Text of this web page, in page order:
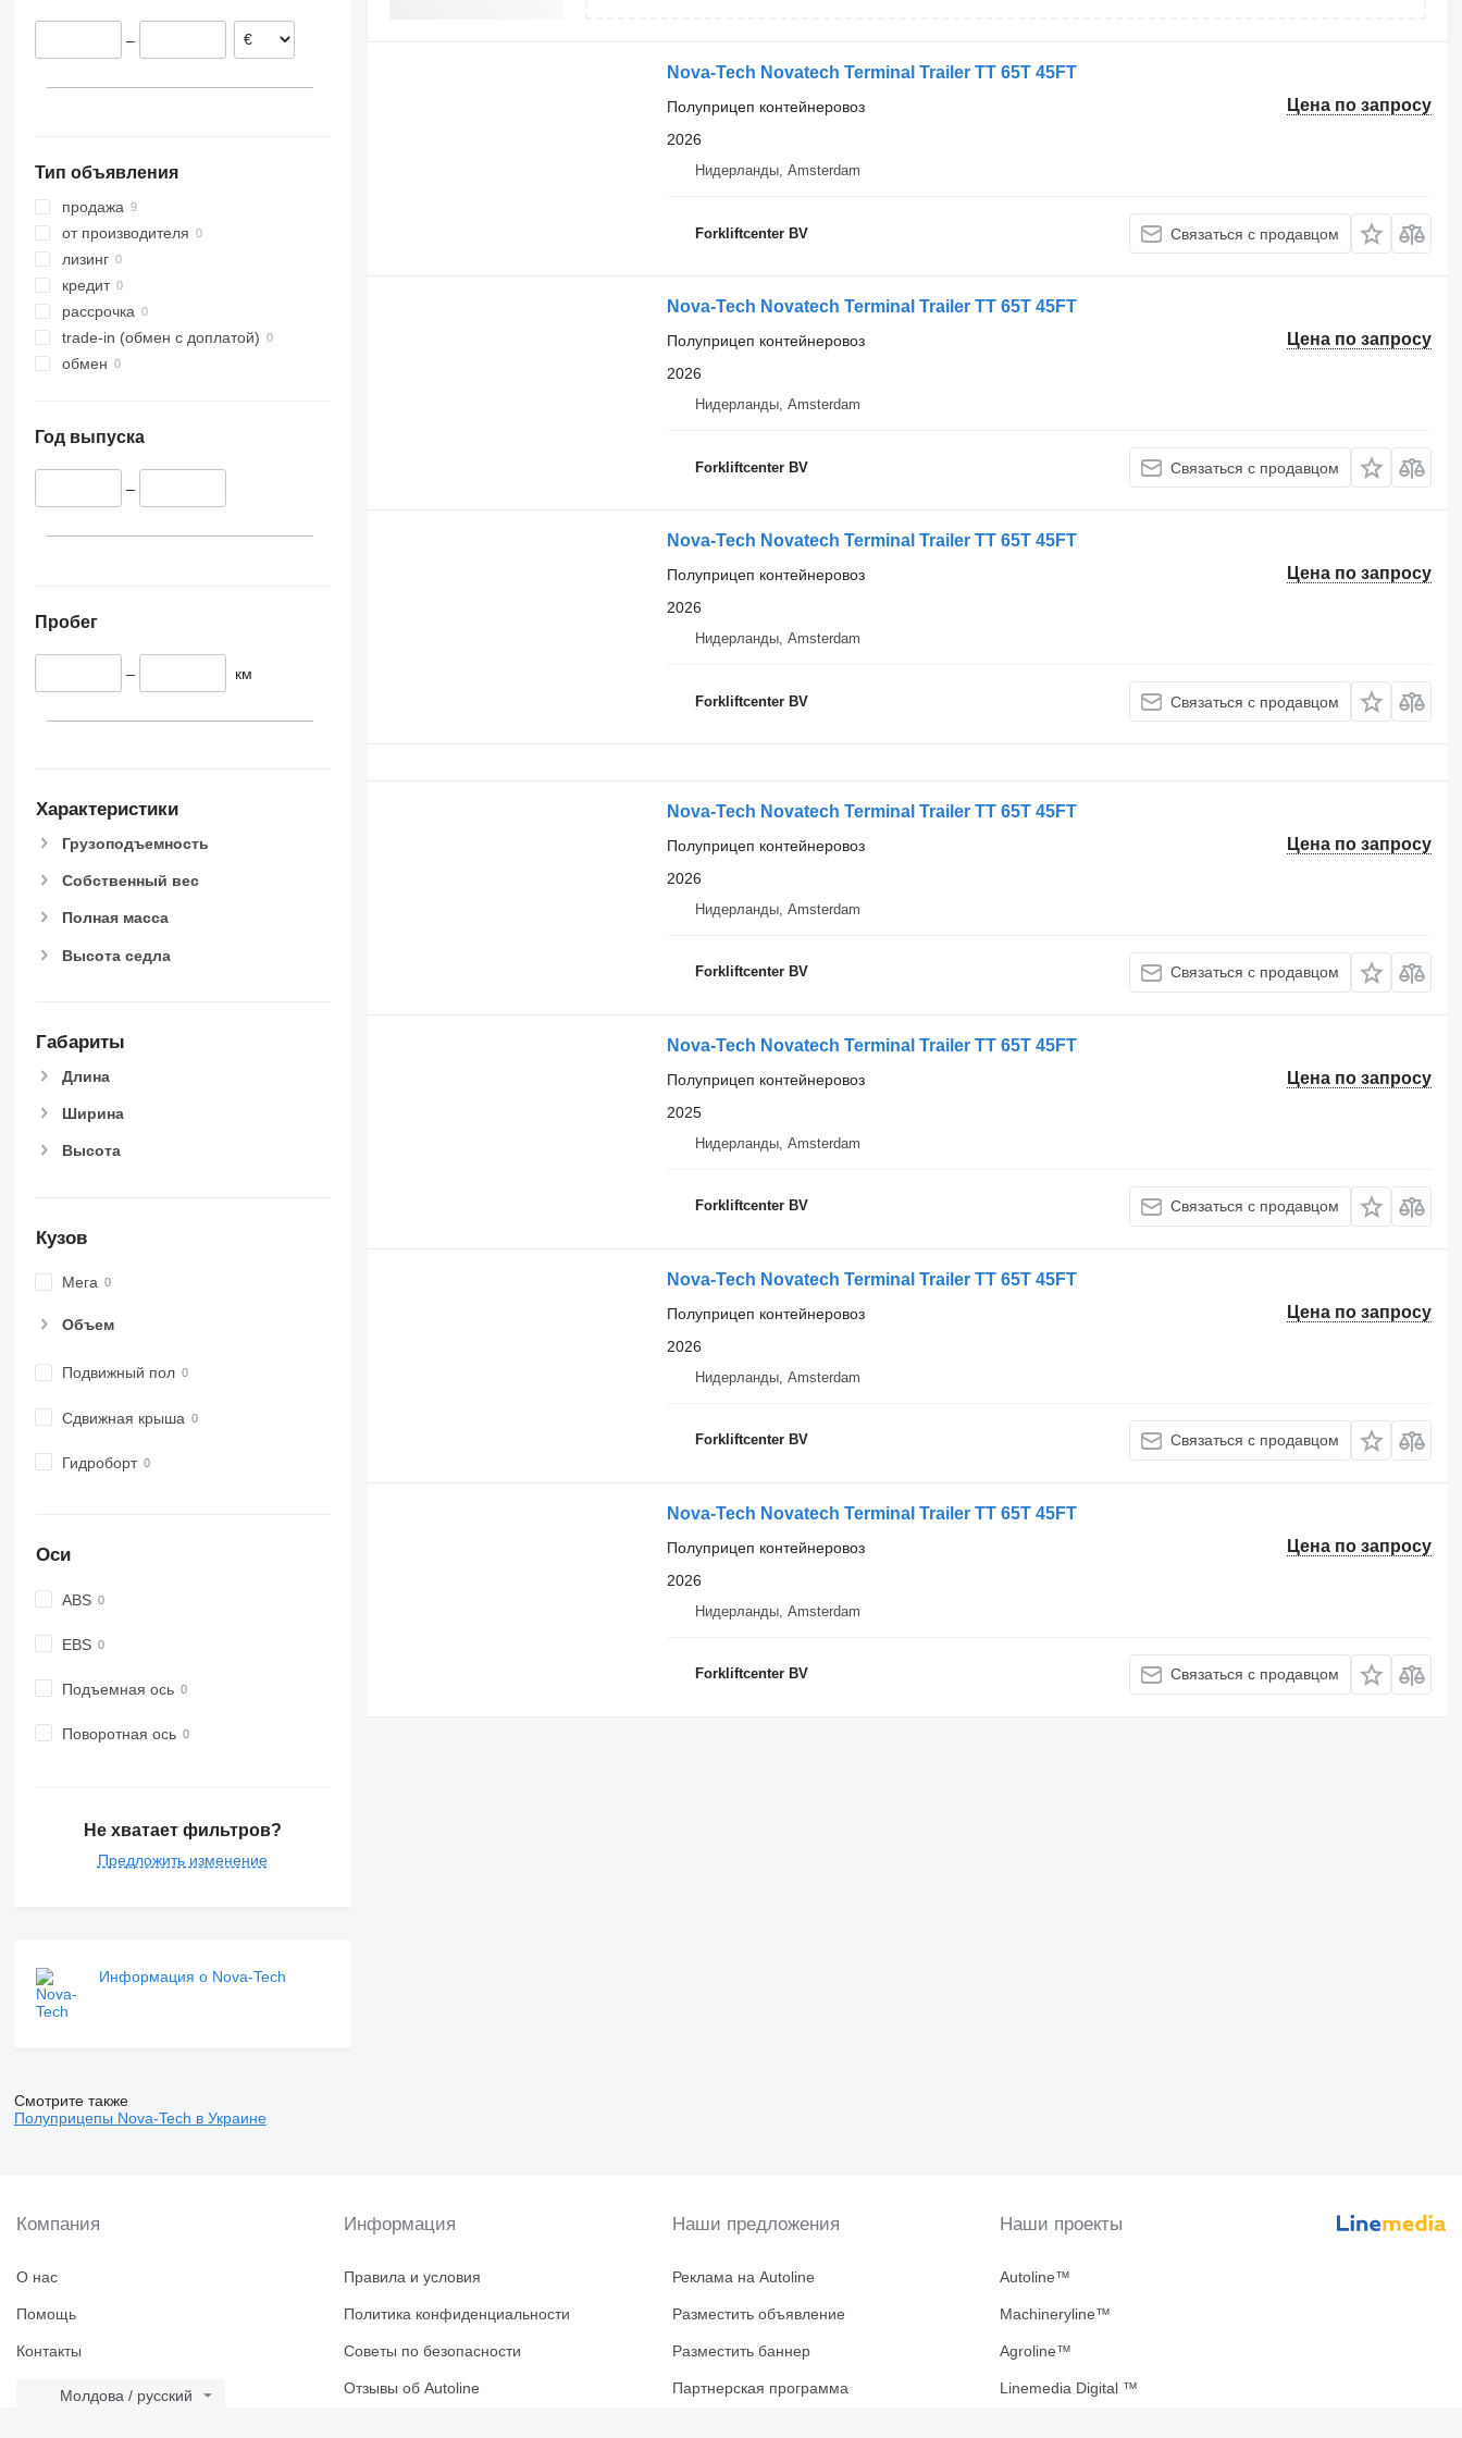
–
Тип объявления
продажа
от производителя
лизинг
кредит
рассрочка
trade-in (обмен с доплатой)
обмен
Год выпуска
–
Пробег
– км
Характеристики
Грузоподъемность
Собственный вес
Полная масса
Высота седла
Габариты
Длина
Ширина
Высота
Кузов
Мега
Объем
Подвижный пол
Сдвижная крыша
Гидроборт
Оси
ABS
EBS
Подъемная ось
Поворотная ось
Не хватает фильтров?
Предложить изменение
Информация о Nova-Tech
Nova-Tech Novatech Terminal Trailer TT 65T 45FT
Цена по запросу
Полуприцеп контейнеровоз
2026
Нидерланды, Amsterdam
Forkliftcenter BV Связаться с продавцом
Nova-Tech Novatech Terminal Trailer TT 65T 45FT
Цена по запросу
Полуприцеп контейнеровоз
2026
Нидерланды, Amsterdam
Forkliftcenter BV Связаться с продавцом
Nova-Tech Novatech Terminal Trailer TT 65T 45FT
Цена по запросу
Полуприцеп контейнеровоз
2026
Нидерланды, Amsterdam
Forkliftcenter BV Связаться с продавцом
Nova-Tech Novatech Terminal Trailer TT 65T 45FT
Цена по запросу
Полуприцеп контейнеровоз
2026
Нидерланды, Amsterdam
Forkliftcenter BV Связаться с продавцом
Nova-Tech Novatech Terminal Trailer TT 65T 45FT
Цена по запросу
Полуприцеп контейнеровоз
2025
Нидерланды, Amsterdam
Forkliftcenter BV Связаться с продавцом
Nova-Tech Novatech Terminal Trailer TT 65T 45FT
Цена по запросу
Полуприцеп контейнеровоз
2026
Нидерланды, Amsterdam
Forkliftcenter BV Связаться с продавцом
Nova-Tech Novatech Terminal Trailer TT 65T 45FT
Цена по запросу
Полуприцеп контейнеровоз
2026
Нидерланды, Amsterdam
Forkliftcenter BV Связаться с продавцом
Смотрите также
Полуприцепы Nova-Tech в Украине
Компания
О нас
Помощь
Контакты
Молдова / русский
Информация
Правила и условия
Политика конфиденциальности
Советы по безопасности
Отзывы об Autoline
Наши предложения
Реклама на Autoline
Разместить объявление
Разместить баннер
Партнерская программа
Наши проекты
Autoline™
Machineryline™
Agroline™
Linemedia Digital ™